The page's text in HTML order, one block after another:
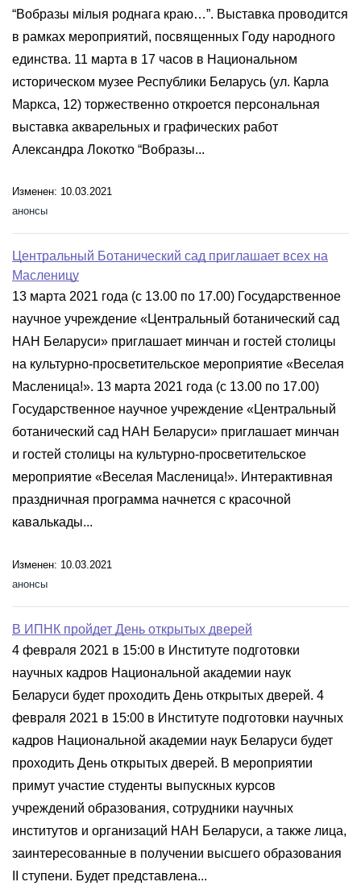
“Вобразы мілыя роднага краю…”. Выставка проводится
в рамках мероприятий, посвященных Году народного
единства. 11 марта в 17 часов в Национальном
историческом музее Республики Беларусь (ул. Карла
Маркса, 12) торжественно откроется персональная
выставка акварельных и графических работ
Александра Локотко “Вобразы...
Изменен: 10.03.2021
анонсы
Центральный Ботанический сад приглашает всех на
Масленицу
13 марта 2021 года (с 13.00 по 17.00) Государственное
научное учреждение «Центральный ботанический сад
НАН Беларуси» приглашает минчан и гостей столицы
на культурно-просветительское мероприятие «Веселая
Масленица!». 13 марта 2021 года (с 13.00 по 17.00)
Государственное научное учреждение «Центральный
ботанический сад НАН Беларуси» приглашает минчан
и гостей столицы на культурно-просветительское
мероприятие «Веселая Масленица!». Интерактивная
праздничная программа начнется с красочной
кавалькады...
Изменен: 10.03.2021
анонсы
В ИПНК пройдет День открытых дверей
4 февраля 2021 в 15:00 в Институте подготовки
научных кадров Национальной академии наук
Беларуси будет проходить День открытых дверей. 4
февраля 2021 в 15:00 в Институте подготовки научных
кадров Национальной академии наук Беларуси будет
проходить День открытых дверей. В мероприятии
примут участие студенты выпускных курсов
учреждений образования, сотрудники научных
институтов и организаций НАН Беларуси, а также лица,
заинтересованные в получении высшего образования
II ступени. Будет представлена...